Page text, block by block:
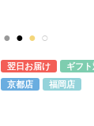
● ● ● ○
翌日お届け
ギフ
京都店
福岡店